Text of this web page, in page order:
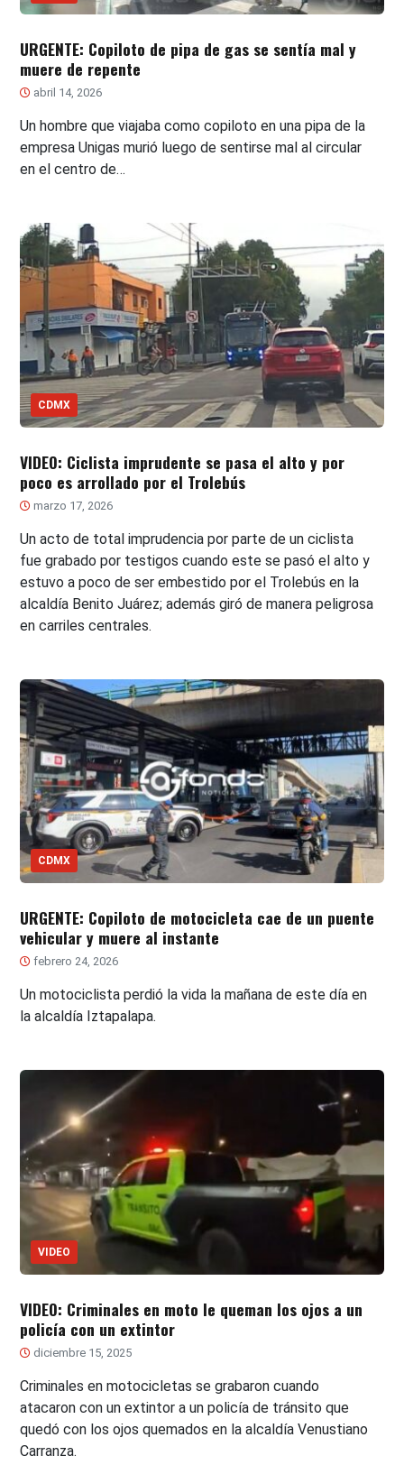
URGENTE: Copiloto de pipa de gas se sentía mal y
muere de repente
abril 14, 2026
Un hombre que viajaba como copiloto en una pipa de la
empresa Unigas murió luego de sentirse mal al circular
en el centro de…
CDMX
VIDEO: Ciclista imprudente se pasa el alto y por
poco es arrollado por el Trolebús
marzo 17, 2026
Un acto de total imprudencia por parte de un ciclista
fue grabado por testigos cuando este se pasó el alto y
estuvo a poco de ser embestido por el Trolebús en la
alcaldía Benito Juárez; además giró de manera peligrosa
en carriles centrales.
CDMX
URGENTE: Copiloto de motocicleta cae de un puente
vehicular y muere al instante
febrero 24, 2026
Un motociclista perdió la vida la mañana de este día en
la alcaldía Iztapalapa.
VIDEO
VIDEO: Criminales en moto le queman los ojos a un
policía con un extintor
diciembre 15, 2025
Criminales en motocicletas se grabaron cuando
atacaron con un extintor a un policía de tránsito que
quedó con los ojos quemados en la alcaldía Venustiano
Carranza.